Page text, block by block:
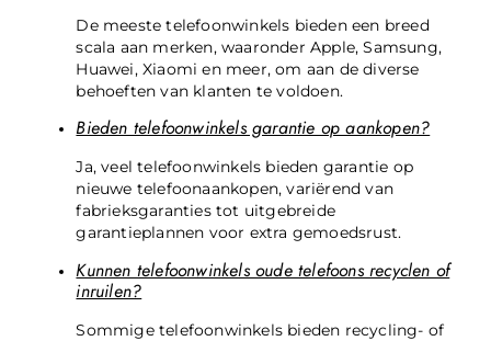
De meeste telefoonwinkels bieden een breed
scala aan merken, waaronder Apple, Samsung,
Huawei, Xiaomi en meer, om aan de diverse
behoeften van klanten te voldoen.
Bieden telefoonwinkels garantie op aankopen?
Ja, veel telefoonwinkels bieden garantie op
nieuwe telefoonaankopen, variërend van
fabrieksgaranties tot uitgebreide
garantieplannen voor extra gemoedsrust.
Kunnen telefoonwinkels oude telefoons recyclen of
inruilen?
Sommige telefoonwinkels bieden recycling- of